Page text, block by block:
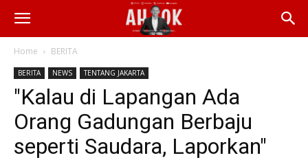
Home BERITA
BERITA NEWS TENTANG JAKARTA
"Kalau di Lapangan Ada
Orang Gadungan Berbaju
seperti Saudara, Laporkan"